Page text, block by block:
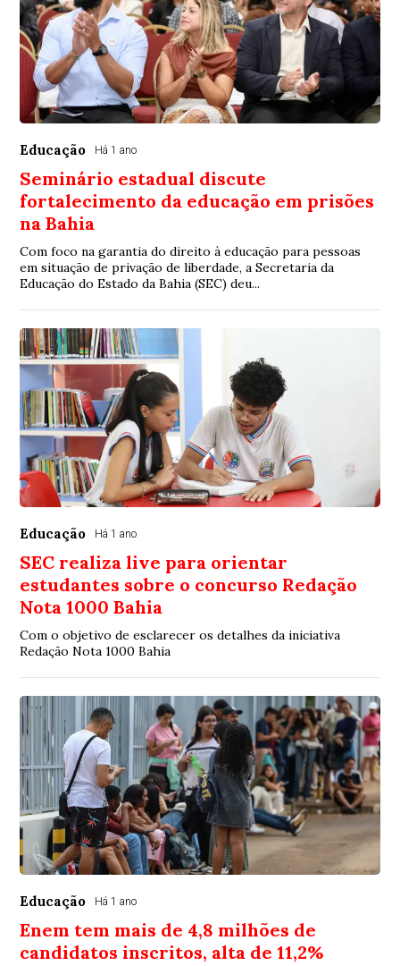
Educação Há 1 ano
Seminário estadual discute
fortalecimento da educação em prisões
na Bahia
Com foco na garantia do direito à educação para pessoas
em situação de privação de liberdade, a Secretaria da
Educação do Estado da Bahia (SEC) deu...
Educação Há 1 ano
SEC realiza live para orientar
estudantes sobre o concurso Redação
Nota 1000 Bahia
Com o objetivo de esclarecer os detalhes da iniciativa
Redação Nota 1000 Bahia
Educação Há 1 ano
Enem tem mais de 4,8 milhões de
candidatos inscritos, alta de 11,2%